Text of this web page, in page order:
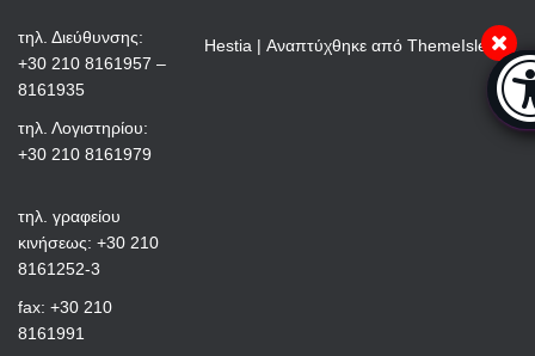
τηλ. Διεύθυνσης:
+30 210 8161957 –
8161935
τηλ. Λογιστηρίου:
+30 210 8161979
τηλ. γραφείου
κινήσεως: +30 210
8161252-3
fax: +30 210
8161991
Hestia | Αναπτύχθηκε από ThemeIsle